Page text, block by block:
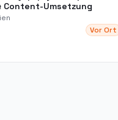
Content-Umsetzung
Vor Ort